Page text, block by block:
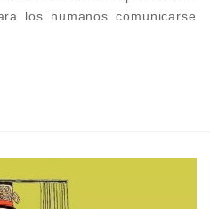
los humanos comunicarse